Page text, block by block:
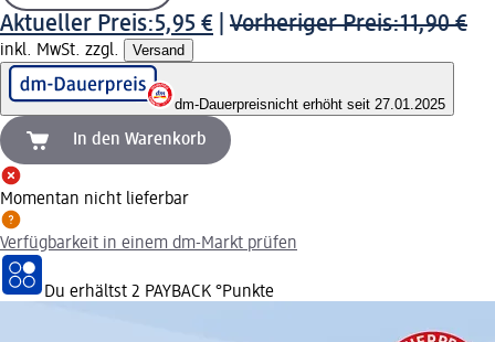
Aktueller Preis:5,95 € Vorheriger Preis:11,90 €
inkl. MwSt. zzgl. Versand
dm-Dauerpreisnicht erhöht seit 27.01.2025
In den Warenkorb
Momentan nicht lieferbar
Verfügbarkeit in einem dm-Markt prüfen
Du erhältst 2 PAYBACK °Punkte